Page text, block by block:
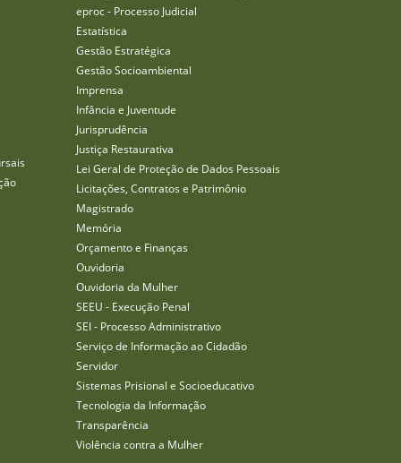
eproc - Processo Judicial
Estatística
Gestão Estratégica
Gestão Socioambiental
Imprensa
Infância e Juventude
Jurisprudência
Justiça Restaurativa
Lei Geral de Proteção de Dados Pessoais
Licitações, Contratos e Patrimônio
Magistrado
Memória
Orçamento e Finanças
Ouvidoria
Ouvidoria da Mulher
SEEU - Execução Penal
SEI - Processo Administrativo
Serviço de Informação ao Cidadão
Servidor
Sistemas Prisional e Socioeducativo
Tecnologia da Informação
Transparência
Violência contra a Mulher